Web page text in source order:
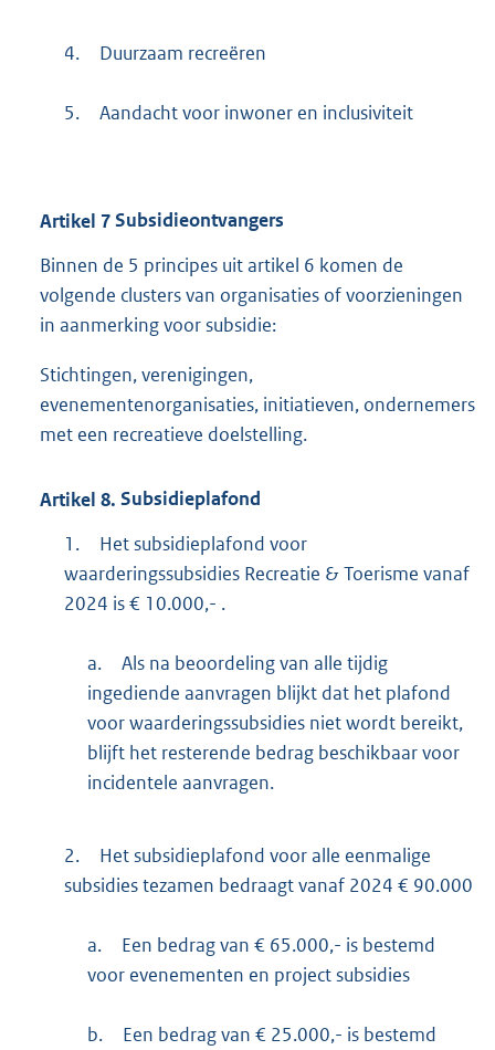
4. Duurzaam recreëren
5. Aandacht voor inwoner en inclusiviteit
Artikel 7Subsidieontvangers
Binnen de 5 principes uit artikel 6 komen de
volgende clusters van organisaties of voorzieningen
in aanmerking voor subsidie:
Stichtingen, verenigingen,
evenementenorganisaties, initiatieven, ondernemers
met een recreatieve doelstelling.
Artikel 8. Subsidieplafond
1.
Het subsidieplafond voor
waarderingssubsidies Recreatie & Toerisme vanaf
2024 is € 10.000,- .
a.
Als na beoordeling van alle tijdig
ingediende aanvragen blijkt dat het plafond
voor waarderingssubsidies niet wordt bereikt,
blijft het resterende bedrag beschikbaar voor
incidentele aanvragen.
2.
Het subsidieplafond voor alle eenmalige
subsidies tezamen bedraagt vanaf 2024 € 90.000
a.
Een bedrag van € 65.000,- is bestemd
voor evenementen en project subsidies
b.
Een bedrag van € 25.000,- is bestemd